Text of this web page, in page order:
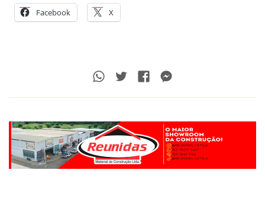
Facebook X
Whatsapp
TwitterFacebook